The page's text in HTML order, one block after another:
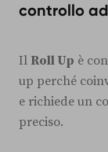
controllo
Il Roll Up è
up perché
e richiede un
preciso.